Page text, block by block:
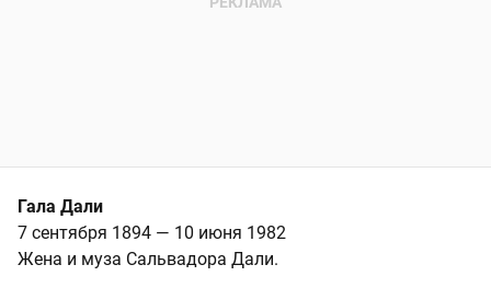
Гала Дали
7 сентября 1894 — 10 июня 1982
Жена и муза Сальвадора Дали.